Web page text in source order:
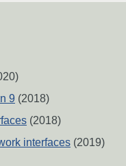
9 (2018)
(2018)
interfaces (2019)